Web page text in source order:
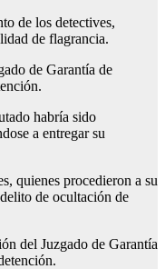
de los detectives,
de flagrancia.
de Garantía de
habría sido
a entregar su
quienes procedieron a su
de ocultación de
del Juzgado de Garantía